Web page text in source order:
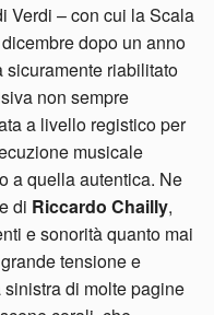
Verdi – con cui la Scala
dopo un anno
riabilitato
non sempre
a livello registico per
musicale
a quella autentica. Ne
di Riccardo Chailly,
e sonorità quanto mai
tensione e
sinistra di molte pagine